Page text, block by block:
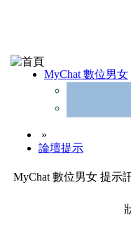
MyChat 數位男女
»
論壇提示
MyChat 數位男女 提示